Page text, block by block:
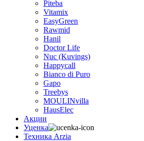
Piteba
Vitamix
EasyGreen
Rawmid
Hanil
Doctor Life
Nuc (Kuvings)
Happycall
Bianco di Puro
Gapo
Treebys
MOULINvilla
HausElec
Акции
Уценка
Техника Arzia